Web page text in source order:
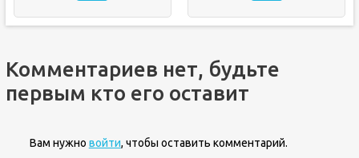
Комментариев нет, будьте
первым кто его оставит
Вам нужно войти, чтобы оставить комментарий.